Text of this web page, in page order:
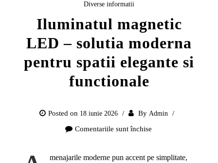
Diverse informatii
Iluminatul magnetic
LED – solutia moderna
pentru spatii elegante si
functionale
Posted on 18 iunie 2026 By Admin
Comentariile sunt închise
magnetic
menajarile moderne pun accent pe simplitate,